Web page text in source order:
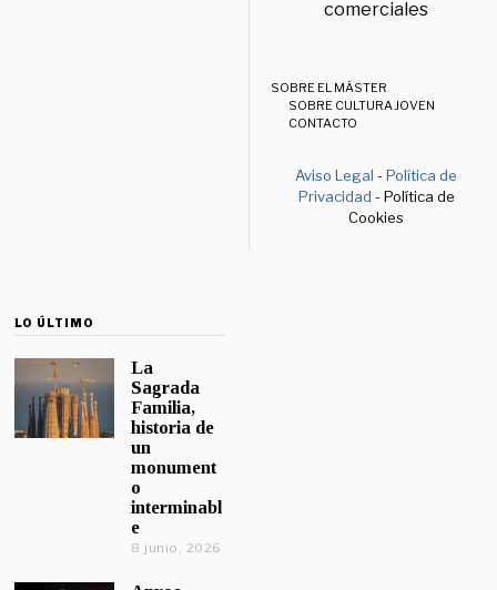
comerciales
SOBRE EL MÁSTER
SOBRE CULTURA JOVEN
CONTACTO
Aviso Legal -Política de
Privacidad - Política de
Cookies
LO ÚLTIMO
La
Sagrada
Familia,
historia de
un
monument
o
interminabl
e
8 junio, 2026